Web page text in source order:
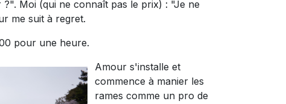
Moi (qui ne connaît pas le prix) : "Je ne
me suit à regret.
pour une heure.
Amour s'installe et
commence à manier les
rames comme un pro de